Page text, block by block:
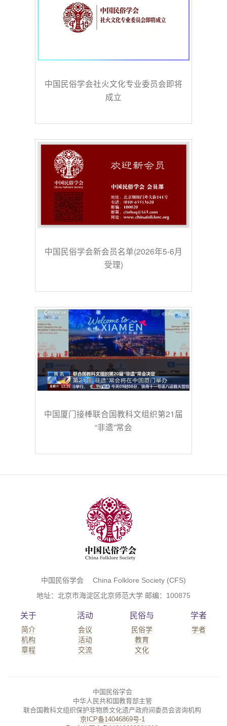
中国民俗学会社火文化专业委员会即将
成立
中国民俗学会新会员名单(2026年5-6月
受理)
中国厦门接棒联合国教科文组织第21届
“非遗”常会
中国民俗学会 China Folklore Society (CFS)
地址：北京市海淀区北京师范大学 邮编：100875
关于
简介
机构
章程
活动
会议
活动
交流
民俗与
民俗学
教育
文化
学者
学者
中国民俗学会
中华人民共和国教育部主管
联合国教科文组织保护非物质文化遗产政府间委员会咨询机构
京ICP备14046869号-1